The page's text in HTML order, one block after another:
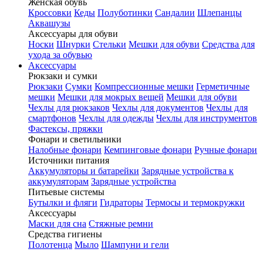
Женская обувь
Кроссовки Кеды Полуботинки Сандалии Шлепанцы
Аквашузы
Аксессуары для обуви
Носки Шнурки Стельки Мешки для обуви Средства для
ухода за обувью
Аксессуары
Рюкзаки и сумки
Рюкзаки Сумки Компрессионные мешки Герметичные
мешки Мешки для мокрых вещей Мешки для обуви
Чехлы для рюкзаков Чехлы для документов Чехлы для
смартфонов Чехлы для одежды Чехлы для инструментов
Фастексы, пряжки
Фонари и светильники
Налобные фонари Кемпинговые фонари Ручные фонари
Источники питания
Аккумуляторы и батарейки Зарядные устройства к
аккумуляторам Зарядные устройства
Питьевые системы
Бутылки и фляги Гидраторы Термосы и термокружки
Аксессуары
Маски для сна Стяжные ремни
Средства гигиены
Полотенца Мыло Шампуни и гели